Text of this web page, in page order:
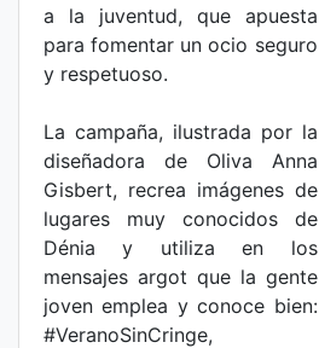
a la juventud, que apuesta
para fomentar un ocio seguro
y respetuoso.
La campaña, ilustrada por la
diseñadora de Oliva Anna
Gisbert, recrea imágenes de
lugares muy conocidos de
Dénia y utiliza en los
mensajes argot que la gente
joven emplea y conoce bien:
#VeranoSinCringe,